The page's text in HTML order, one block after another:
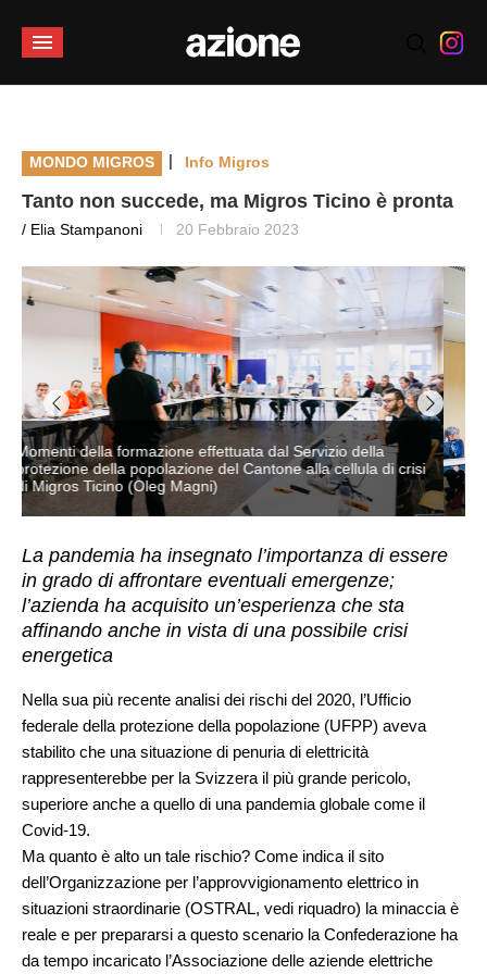
MONDO MIGROS | Info Migros
Tanto non succede, ma Migros Ticino è pronta
/ Elia Stampanoni 20 Febbraio 2023
La pandemia ha insegnato l’importanza di essere
in grado di affrontare eventuali emergenze;
l’azienda ha acquisito un’esperienza che sta
affinando anche in vista di una possibile crisi
energetica
Nella sua più recente analisi dei rischi del 2020, l’Ufficio
federale della protezione della popolazione (UFPP) aveva
stabilito che una situazione di penuria di elettricità
rappresenterebbe per la Svizzera il più grande pericolo,
superiore anche a quello di una pandemia globale come il
Covid-19.
Ma quanto è alto un tale rischio? Come indica il sito
dell’Organizzazione per l’approvvigionamento elettrico in
situazioni straordinarie (OSTRAL, vedi riquadro) la minaccia è
reale e per prepararsi a questo scenario la Confederazione ha
da tempo incaricato l’Associazione delle aziende elettriche